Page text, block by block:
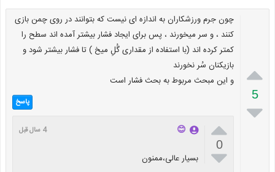

5

چون جرم ورزشکاران به اندازه ای نیست که بتوانند در روی چمن بازی
کنند ، و سر میخورند ، پس برای ایجاد فشار بیشتر آمده اند سطح را
کمتر کرده اند (با استفاده از مقداری گُلِ میخ ) تا فشار بیشتر شود و
بازیکنان سُر نخورند
و این مبحث مربوط به بحث فشار است
پاسخ

0

😊 4 سال قبل
بسیار عالی،ممنون